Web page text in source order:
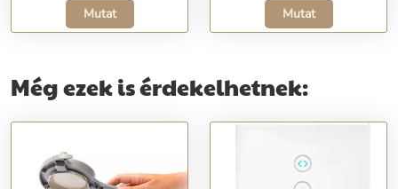
Mutat Mutat
Még ezek is érdekelhetnek: